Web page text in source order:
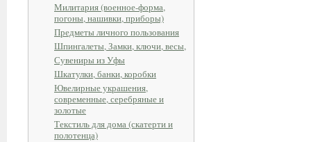
Милитария (военное-форма,
погоны, нашивки, приборы)
Предметы личного пользования
Шпингалеты, Замки, ключи, весы,
Сувениры из Уфы
Шкатулки, банки, коробки
Ювелирные украшения,
современные, серебряные и
золотые
Текстиль для дома (скатерти и
полотенца)